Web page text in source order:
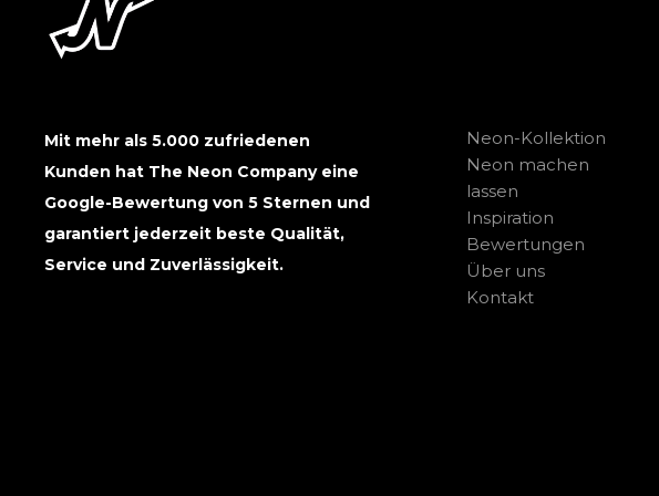
Mit mehr als 5.000 zufriedenen
Kunden hat The Neon Company eine
Google-Bewertung von 5 Sternen und
garantiert jederzeit beste Qualität,
Service und Zuverlässigkeit.
Neon-Kollektion
Neon machen
lassen
Inspiration
Bewertungen
Über uns
Kontakt